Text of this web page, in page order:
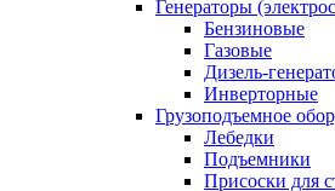
Генераторы
Бензиновые
Газовые
Дизель-
Инверторные
Грузоподъемное
Лебедки
Подъемники
Присоски для